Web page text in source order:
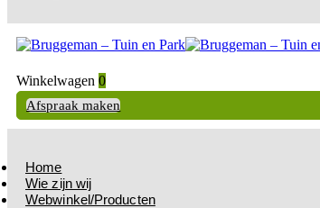
Winkelwagen 0
Afspraak maken
Home
Wie zijn wij
Webwinkel/Producten